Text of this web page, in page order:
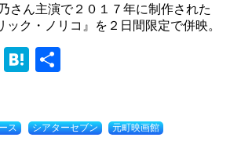
さん主演で２０１７年に制作された
ック・ノリコ』を２日間限定で併映。
LineHatena
ス シアターセブン 元町映画館